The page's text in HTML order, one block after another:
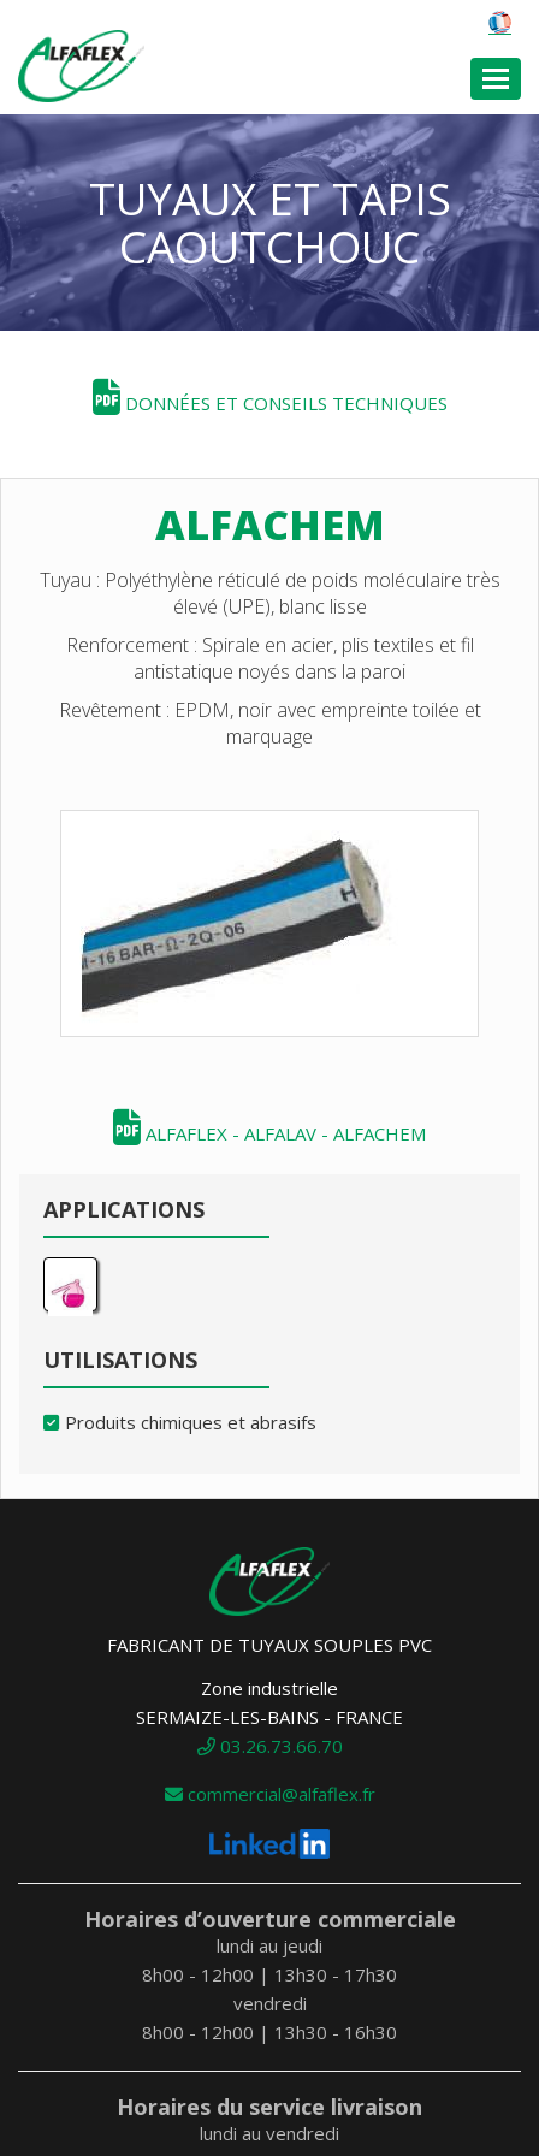
TUYAUX ET TAPIS
CAOUTCHOUC
DONNÉES ET CONSEILS TECHNIQUES
ALFACHEM
Tuyau : Polyéthylène réticulé de poids moléculaire très
élevé (UPE), blanc lisse
Renforcement : Spirale en acier, plis textiles et fil
antistatique noyés dans la paroi
Revêtement : EPDM, noir avec empreinte toilée et
marquage
ALFAFLEX - ALFALAV - ALFACHEM
APPLICATIONS
UTILISATIONS
Produits chimiques et abrasifs
FABRICANT DE TUYAUX SOUPLES PVC
Zone industrielle
SERMAIZE-LES-BAINS - FRANCE
03.26.73.66.70
commercial@alfaflex.fr
Horaires d’ouverture commerciale
lundi au jeudi
8h00 - 12h00 | 13h30 - 17h30
vendredi
8h00 - 12h00 | 13h30 - 16h30
Horaires du service livraison
lundi au vendredi